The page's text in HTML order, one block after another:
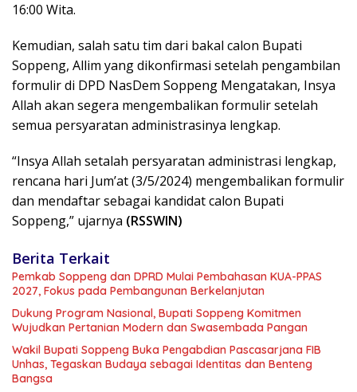
16:00 Wita.
Kemudian, salah satu tim dari bakal calon Bupati
Soppeng, Allim yang dikonfirmasi setelah pengambilan
formulir di DPD NasDem Soppeng Mengatakan, Insya
Allah akan segera mengembalikan formulir setelah
semua persyaratan administrasinya lengkap.
“Insya Allah setalah persyaratan administrasi lengkap,
rencana hari Jum’at (3/5/2024) mengembalikan formulir
dan mendaftar sebagai kandidat calon Bupati
Soppeng,” ujarnya (RSSWIN)
Berita Terkait
Pemkab Soppeng dan DPRD Mulai Pembahasan KUA-PPAS
2027, Fokus pada Pembangunan Berkelanjutan
Dukung Program Nasional, Bupati Soppeng Komitmen
Wujudkan Pertanian Modern dan Swasembada Pangan
Wakil Bupati Soppeng Buka Pengabdian Pascasarjana FIB
Unhas, Tegaskan Budaya sebagai Identitas dan Benteng
Bangsa